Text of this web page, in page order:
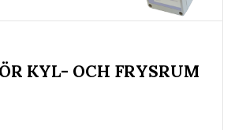
KYL- OCH FRYSRUM